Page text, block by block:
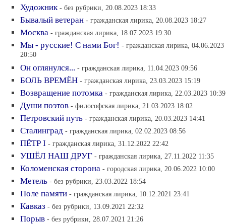
Художник - без рубрики, 20.08.2023 18:33
Бывалый ветеран - гражданская лирика, 20.08.2023 18:27
Москва - гражданская лирика, 18.07.2023 19:30
Мы - русские! С нами Бог! - гражданская лирика, 04.06.2023
20:50
Он оглянулся... - гражданская лирика, 11.04.2023 09:56
БОЛЬ ВРЕМЁН - гражданская лирика, 23.03.2023 15:19
Возвращение потомка - гражданская лирика, 22.03.2023 10:39
Души поэтов - философская лирика, 21.03.2023 18:02
Петровский путь - гражданская лирика, 20.03.2023 14:41
Сталинград - гражданская лирика, 02.02.2023 08:56
ПЁТР I - гражданская лирика, 31.12.2022 22:42
УШЁЛ НАШ ДРУГ - гражданская лирика, 27.11.2022 11:35
Коломенская сторона - городская лирика, 20.06.2022 10:00
Метель - без рубрики, 23.03.2022 18:54
Поле памяти - гражданская лирика, 10.12.2021 23:41
Кавказ - без рубрики, 13.09.2021 22:32
Порыв - без рубрики, 28.07.2021 21:26